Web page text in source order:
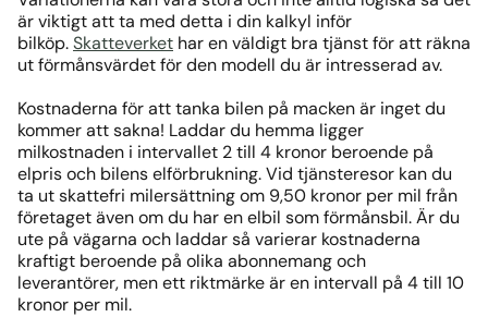
är viktigt att ta med detta i din kalkyl inför
bilköp.Skatteverket har en väldigt bra tjänst för att räkna
ut förmånsvärdet för den modell du är intresserad av.
Kostnaderna för att tanka bilen på macken är inget du
kommer att sakna! Laddar du hemma ligger
milkostnaden i intervallet 2 till 4 kronor beroende på
elpris och bilens elförbrukning. Vid tjänsteresor kan du
ta ut skattefri milersättning om 9,50 kronor per mil från
företaget även om du har en elbil som förmånsbil. Är du
ute på vägarna och laddar så varierar kostnaderna
kraftigt beroende på olika abonnemang och
leverantörer, men ett riktmärke är en intervall på 4 till 10
kronor per mil.